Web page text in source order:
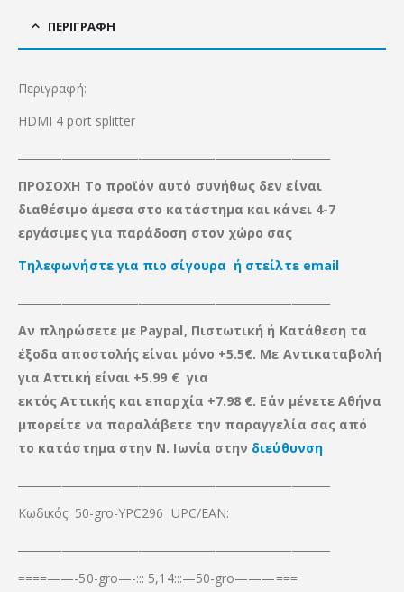
ΠΕΡΙΓΡΑΦΉ
Περιγραφή:
HDMI 4 port splitter
ΠΡΟΣΟΧΗ Το προϊόν αυτό συνήθως δεν είναι
διαθέσιμο άμεσα στο κατάστημα και κάνει 4-7
εργάσιμες για παράδοση στον χώρο σας
Τηλεφωνήστε για πιο σίγουρα ή στείλτε email
Αν πληρώσετε με Paypal, Πιστωτική ή Κατάθεση τα
έξοδα αποστολής είναι μόνο +5.5€. Με Αντικαταβολή
για Αττική είναι +5.99 € για
εκτός Αττικής καιεπαρχία +7.98 €. Εάν μένετε Αθήνα
μπορείτε να παραλάβετε την παραγγελία σας από
το κατάστημα στην Ν. Ιωνία στην διεύθυνση
Κωδικός: 50-gro-YPC296 UPC/EAN:
====——-50-gro—-::: 5,14:::—50-gro———===